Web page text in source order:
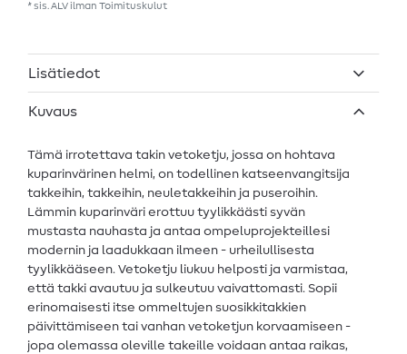
* sis. ALV ilman Toimituskulut
Lisätiedot
Kuvaus
Tämä irrotettava takin vetoketju, jossa on hohtava
kuparinvärinen helmi, on todellinen katseenvangitsija
takkeihin, takkeihin, neuletakkeihin ja puseroihin.
Lämmin kuparinväri erottuu tyylikkäästi syvän
mustasta nauhasta ja antaa ompeluprojekteillesi
modernin ja laadukkaan ilmeen - urheilullisesta
tyylikkääseen. Vetoketju liukuu helposti ja varmistaa,
että takki avautuu ja sulkeutuu vaivattomasti. Sopii
erinomaisesti itse ommeltujen suosikkitakkien
päivittämiseen tai vanhan vetoketjun korvaamiseen -
jopa olemassa oleville takeille voidaan antaa raikas,